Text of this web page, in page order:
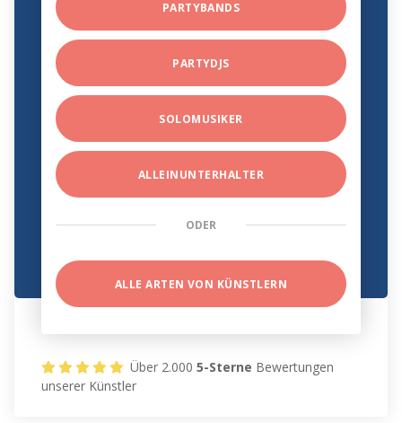
PARTYBANDS
PARTYDJS
SOLOMUSIKER
ALLEINUNTERHALTER
ODER
ALLE ARTEN VON KÜNSTLERN
Über 2.0005-Sterne Bewertungen
unserer Künstler